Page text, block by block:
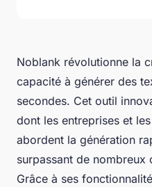
Noblank révolutionne la
capacité à générer des
secondes. Cet outil
dont les entreprises et
abordent la génération
surpassant de nombreux
Grâce à ses